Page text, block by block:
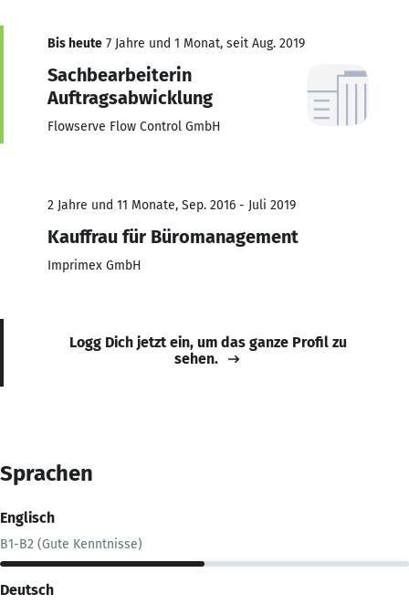
Bis heute 7 Jahre und 1 Monat, seit Aug. 2019
Sachbearbeiterin
Auftragsabwicklung
Flowserve Flow Control GmbH
2 Jahre und 11 Monate, Sep. 2016 - Juli 2019
Kauffrau für Büromanagement
Imprimex GmbH
Logg Dich jetzt ein, um das ganze Profil zu
sehen.
Sprachen
Englisch
B1-B2 (Gute Kenntnisse)
Deutsch